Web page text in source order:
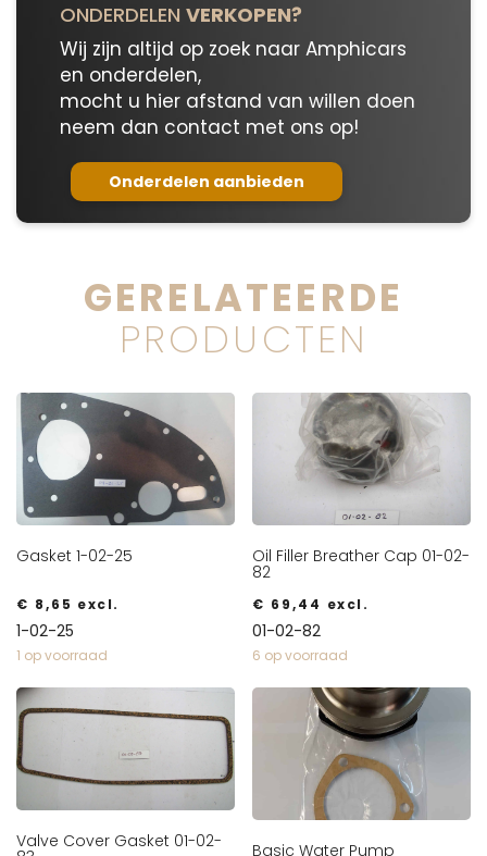
ONDERDELEN VERKOPEN?
Wij zijn altijd op zoek naar Amphicars
en onderdelen,
mocht u hier afstand van willen doen
neem dan contact met ons op!
Onderdelen aanbieden
GERELATEERDE
PRODUCTEN
Gasket 1-02-25
€ 8,65 excl.
1-02-25
1 op voorraad
Oil Filler Breather Cap 01-02-
82
€ 69,44 excl.
01-02-82
6 op voorraad
Valve Cover Gasket 01-02- Basic Water Pump